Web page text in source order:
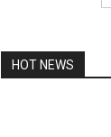
HOT NEWS